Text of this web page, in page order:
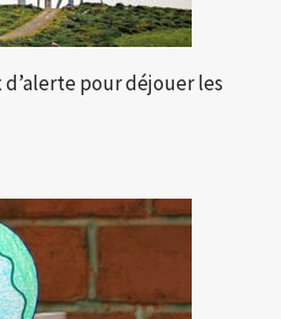
pour déjouer les